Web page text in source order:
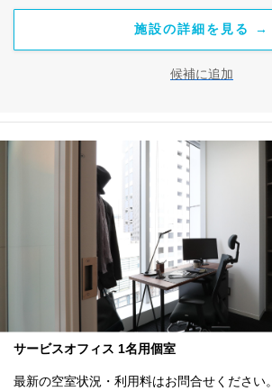
施設の詳細を見る →
候補に追加
サービスオフィス 1名用個室
最新の空室状況・利用料はお問合せください。